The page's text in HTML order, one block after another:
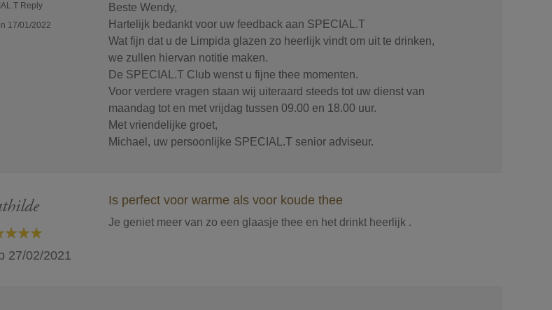
Reply
17/01/2022
Beste Wendy,
Hartelijk bedankt voor uw feedback aan SPECIAL.T
Wat fijn dat u de Limpida glazen zo heerlijk vindt om uit te drinken,
we zullen hiervan notitie maken.
De SPECIAL.T Club wenst u fijne thee momenten.
Voor verdere vragen staan wij uiteraard steeds tot uw dienst van
maandag tot en met vrijdag tussen 09.00 en 18.00 uur.
Met vriendelijke groet,
Michael, uw persoonlijke SPECIAL.T senior adviseur.
100%
27/02/2021
Is perfect voor warme als voor koude thee
Je geniet meer van zo een glaasje thee en het drinkt heerlijk .